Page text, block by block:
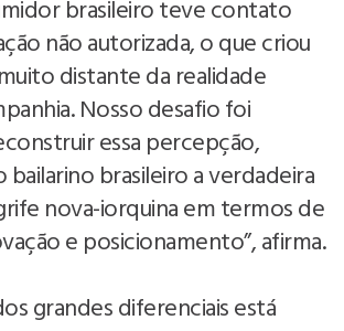
brasileiro teve contato
não autorizada, o que criou
distante da realidade
Nosso desafio foi
essa percepção,
brasileiro a verdadeira
nova-iorquina em termos de
e posicionamento”, afirma.
grandes diferenciais está